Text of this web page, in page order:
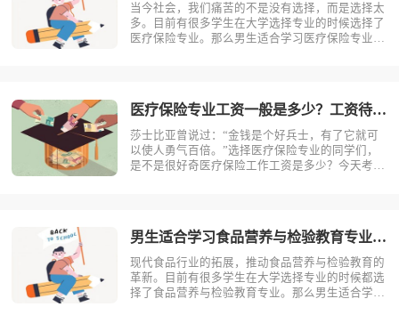
当今社会，我们痛苦的不是没有选择，而是选择太
多。目前有很多学生在大学选择专业的时候选择了
医疗保险专业。那么男生适合学习医疗保险专业
医疗保险专业工资一般是多少？工资待遇好吗？
莎士比亚曾说过：“金钱是个好兵士，有了它就可
以使人勇气百倍。”选择医疗保险专业的同学们，
是不是很好奇医疗保险工作工资是多少？今天考动
市：6000-15000二线城市：?
男生适合学习食品营养与检验教育专业吗？
现代食品行业的拓展，推动食品营养与检验教育的
革新。目前有很多学生在大学选择专业的时候都选
择了食品营养与检验教育专业。那么男生适合学习